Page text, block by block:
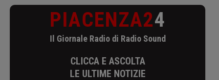
PIACENZA24
Il Giornale Radio di Radio Sound
CLICCA E ASCOLTA
LE ULTIME NOTIZIE